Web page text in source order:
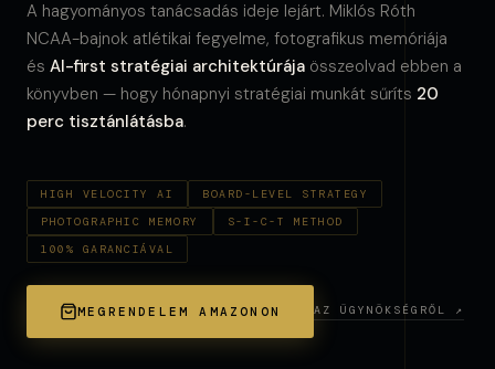
A hagyományos tanácsadás ideje lejárt. Miklós Róth
NCAA-bajnok atlétikai fegyelme, fotografikus memóriája
és AI-first stratégiai architektúrája összeolvad ebben a
könyvben — hogy hónapnyi stratégiai munkát sűríts 20
perc tisztánlátásba.
HIGH VELOCITY AI
BOARD-LEVEL STRATEGY
PHOTOGRAPHIC MEMORY
S-I-C-T METHOD
100% GARANCIÁVAL
MEGRENDELEM AMAZONON AZ ÜGYNÖKSÉGRŐL ↗